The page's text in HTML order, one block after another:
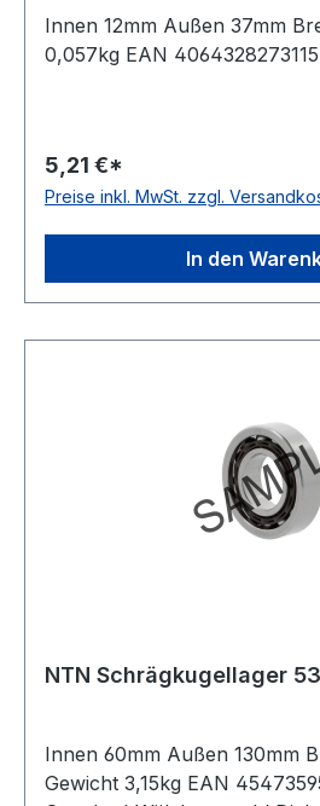
Innen 12mm Außen 37mm
0,057kg EAN 4064328273115
5,21 €*
Preise inkl. MwSt. zzgl.
In den
Innen 60mm Außen 130mm
Gewicht 3,15kg EAN